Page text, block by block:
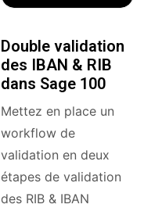
Double validation
des IBAN & RIB
dans Sage 100
Mettez en place un
workflow de
validation en deux
étapes de validation
des RIB & IBAN